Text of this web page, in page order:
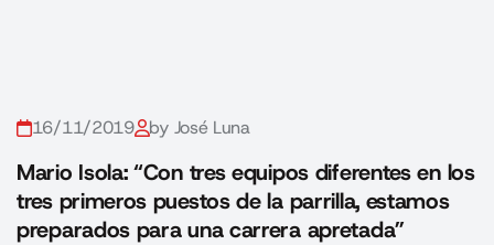
16/11/2019 by José Luna
Mario Isola: “Con tres equipos diferentes en los
tres primeros puestos de la parrilla, estamos
preparados para una carrera apretada”